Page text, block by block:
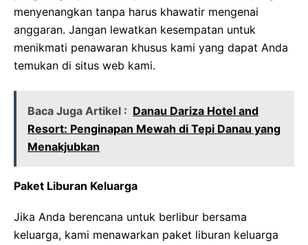
menyenangkan tanpa harus khawatir mengenai
anggaran. Jangan lewatkan kesempatan untuk
menikmati penawaran khusus kami yang dapat Anda
temukan di situs web kami.
Baca Juga Artikel : Danau Dariza Hotel and
Resort: Penginapan Mewah di Tepi Danau yang
Menakjubkan
Paket Liburan Keluarga
Jika Anda berencana untuk berlibur bersama
keluarga, kami menawarkan paket liburan keluarga